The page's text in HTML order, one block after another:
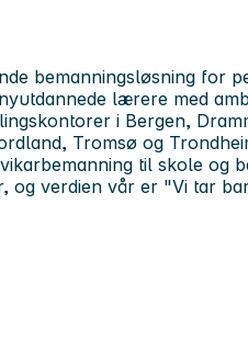
bemanningsløsning for
lærere med
i Bergen,
Tromsø og
til skole og
og verdien vår er "Vi tar